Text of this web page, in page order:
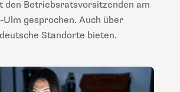
den Betriebsratsvorsitzenden am
gesprochen. Auch über
Standorte bieten.